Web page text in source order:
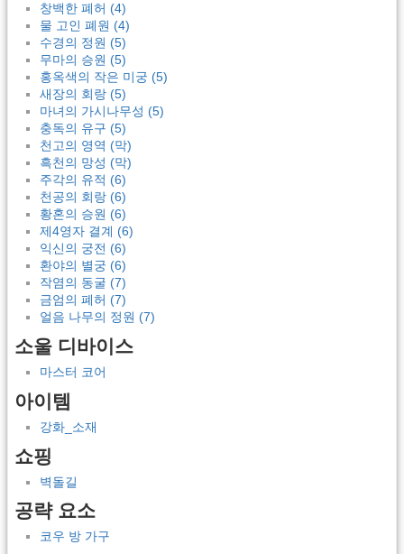
창백한 폐허 (4)
물 고인 폐원 (4)
수경의 정원 (5)
무마의 승원 (5)
홍옥색의 작은 미궁 (5)
새장의 회랑 (5)
마녀의 가시나무성 (5)
충독의 유구 (5)
천고의 영역 (막)
흑천의 망성 (막)
주각의 유적 (6)
천공의 회랑 (6)
황혼의 승원 (6)
제4영자 결계 (6)
익신의 궁전 (6)
환야의 별궁 (6)
작염의 동굴 (7)
금엄의 폐허 (7)
얼음 나무의 정원 (7)
소울 디바이스
마스터 코어
아이템
강화_소재
쇼핑
벽돌길
공략 요소
코우 방 가구